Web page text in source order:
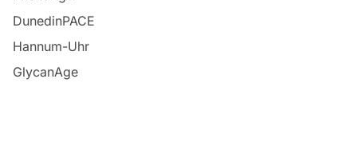
DunedinPACE
Hannum-Uhr
GlycanAge